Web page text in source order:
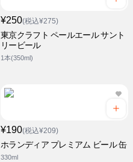
¥250(税込¥275)
東京クラフト ペールエール サント
リービール
1本(350ml)
¥190(税込¥209)
ホランディア プレミアム ビール 缶
330ml